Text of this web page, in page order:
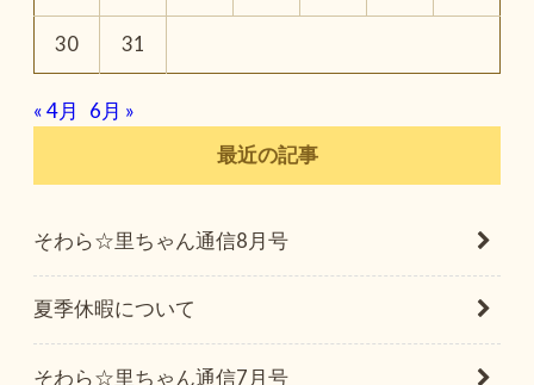
30 31
« 4月
6月 »
最近の記事
そわら☆里ちゃん通信8月号
夏季休暇について
そわら☆里ちゃん通信7月号